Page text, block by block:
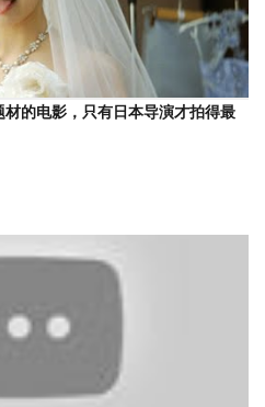
材的电影，只有日本导演才拍得最